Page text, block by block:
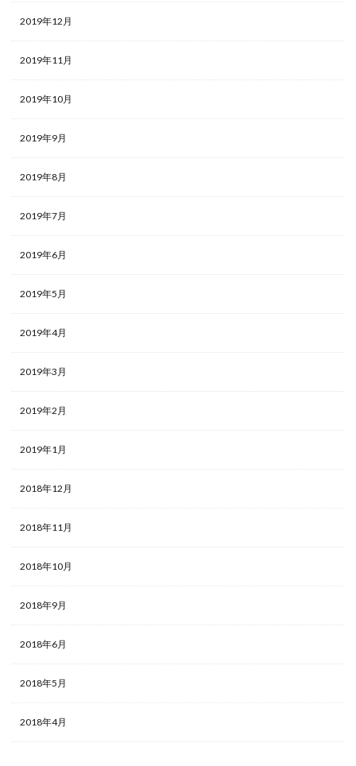
2019年12月
2019年11月
2019年10月
2019年9月
2019年8月
2019年7月
2019年6月
2019年5月
2019年4月
2019年3月
2019年2月
2019年1月
2018年12月
2018年11月
2018年10月
2018年9月
2018年6月
2018年5月
2018年4月